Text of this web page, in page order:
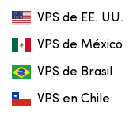
VPS de EE. UU.
VPS de México
VPS de Brasil
VPS en Chile